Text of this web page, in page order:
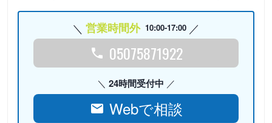
営業時間外 10:00-17:00
05075871922
24時間受付中
Webで相談